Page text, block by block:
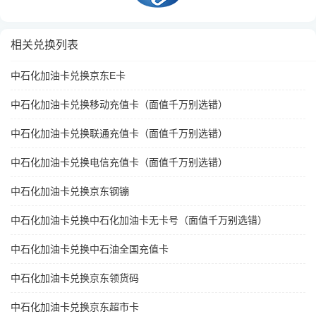
相关兑换列表
中石化加油卡兑换京东E卡
中石化加油卡兑换移动充值卡（面值千万别选错）
中石化加油卡兑换联通充值卡（面值千万别选错）
中石化加油卡兑换电信充值卡（面值千万别选错）
中石化加油卡兑换京东钢镚
中石化加油卡兑换中石化加油卡无卡号（面值千万别选错）
中石化加油卡兑换中石油全国充值卡
中石化加油卡兑换京东领货码
中石化加油卡兑换京东超市卡